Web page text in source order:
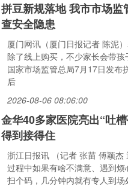
拼豆新规落地 我市市场监
查安全隐患
厦门网讯（厦门日报记者 陈泥
除了线上购买，不少家长会带孩
国家市场监管总局7月17日发布
后
2026-08-06 08:06:00
金华40多家医院亮出“吐
得到接得住
浙江日报讯 （记者 张苗 傅颖杰
过程中如果有啥不满意、遇到烦
扫个码，几分钟内就有专人到场